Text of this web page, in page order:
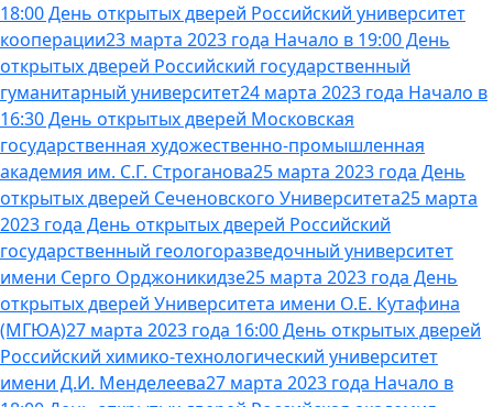
18:00 День открытых дверей Российский университет
кооперации23 марта 2023 года Начало в 19:00 День
открытых дверей Российский государственный
гуманитарный университет24 марта 2023 года Начало в
16:30 День открытых дверей Московская
государственная художественно-промышленная
академия им. С.Г. Строганова25 марта 2023 года День
открытых дверей Сеченовского Университета25 марта
2023 года День открытых дверей Российский
государственный геологоразведочный университет
имени Серго Орджоникидзе25 марта 2023 года День
открытых дверей Университета имени О.Е. Кутафина
(МГЮА)27 марта 2023 года 16:00 День открытых дверей
Российский химико-технологический университет
имени Д.И. Менделеева27 марта 2023 года Начало в